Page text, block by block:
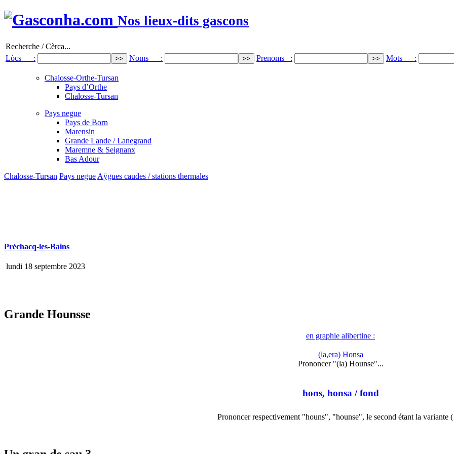
Nos lieux-dits gascons
Recherche / Cèrca...
Lòcs :
Noms : Prenoms : Mots :
Chalosse-Orthe-Tursan
Pays d’Orthe
Chalosse-Tursan
Pays negue
Pays de Born
Marensin
Grande Lande / Lanegrand
Maremne & Seignanx
Bas Adour
Chalosse-Tursan Pays negue Aÿgues caudes / stations thermales
Préchacq-les-Bains
lundi 18 septembre 2023
Grande Hounsse
en graphie alibertine :
(la,era) Honsa
Prononcer "(la) Hounse"...
hons, honsa / fond
Prononcer respectivement "houns", "hounse", le second étant la